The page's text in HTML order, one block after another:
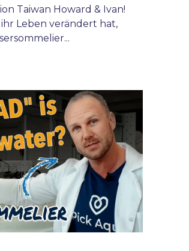
Taiwan Howard & Ivan!
ihr Leben verändert hat,